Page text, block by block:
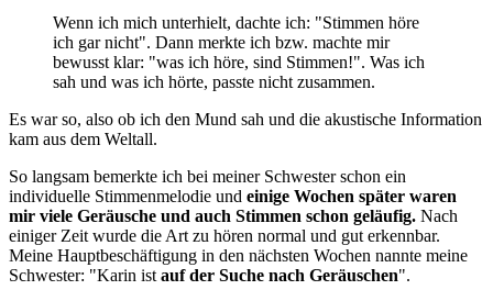
Wenn ich mich unterhielt, dachte ich: "Stimmen höre
ich gar nicht". Dann merkte ich bzw. machte mir
bewusst klar: "was ich höre, sind Stimmen!". Was ich
sah und was ich hörte, passte nicht zusammen.
Es war so, also ob ich den Mund sah und die akustische Information
kam aus dem Weltall.
So langsam bemerkte ich bei meiner Schwester schon ein
individuelle Stimmenmelodie und einige Wochen später waren
mir viele Geräusche und auch Stimmen schon geläufig. Nach
einiger Zeit wurde die Art zu hören normal und gut erkennbar.
Meine Hauptbeschäftigung in den nächsten Wochen nannte meine
Schwester: "Karin ist auf der Suche nach Geräuschen".